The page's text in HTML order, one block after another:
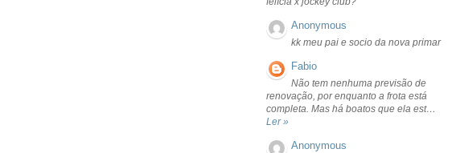
Anonymous
kk meu pai e socio da nova primar
Fabio
Não tem nenhuma previsão de
renovação, por enquanto a frota está
completa. Mas há boatos que ela est…
Ler »
Anonymous